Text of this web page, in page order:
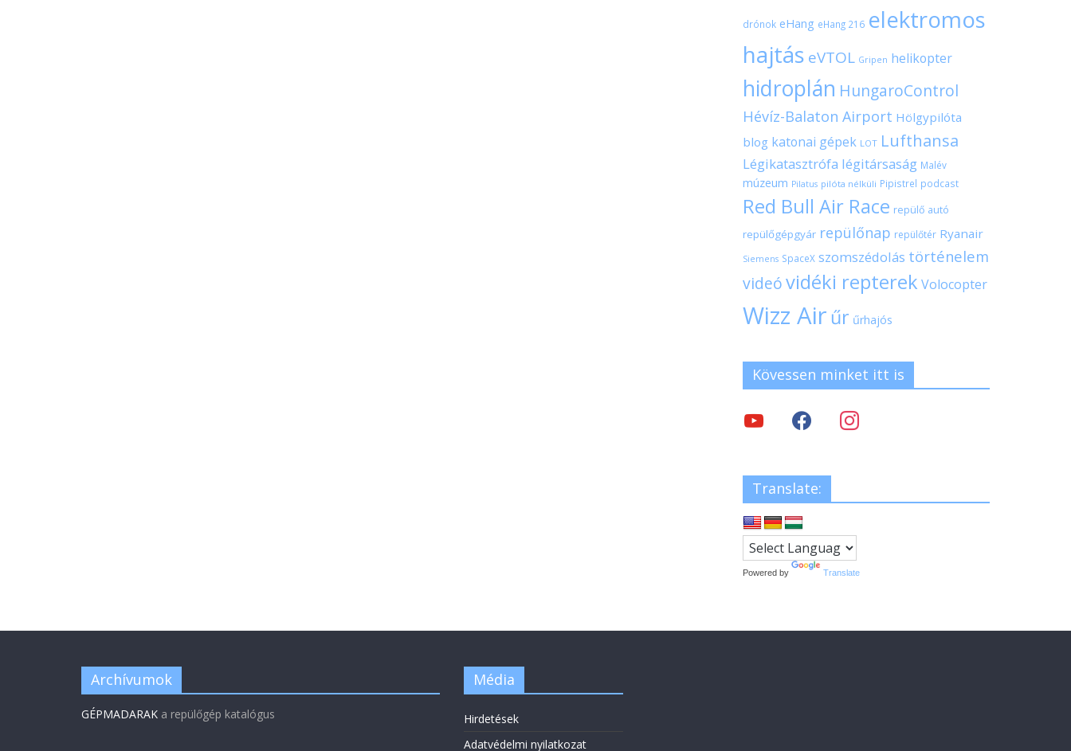
drónok eHang eHang 216 elektromos
hajtás eVTOL Gripen helikopter
hidroplán HungaroControl
Hévíz-Balaton Airport Hölgypilóta
blog katonai gépek LOT Lufthansa
Légikatasztrófa légitársaság Malév
múzeum Pilatus pilóta nélküli Pipistrel podcast
Red Bull Air Race repülő autó
repülőgépgyár repülőnap repülőtér Ryanair
Siemens SpaceX szomszédolás történelem
videóvidéki repterek Volocopter
Wizz Air űr űrhajós
Kövessen minket itt is
Translate:
Powered by Translate
Archívumok
GÉPMADARAK a repülőgép katalógus
Média
Hirdetések
Adatvédelmi nyilatkozat